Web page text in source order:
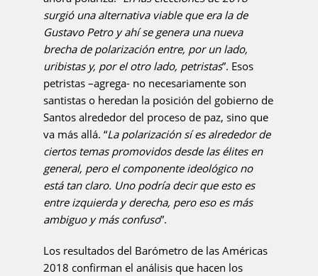
surgió una alternativa viable que era la de
Gustavo Petro y ahí se genera una nueva
brecha de polarización entre, por un lado,
uribistas y, por el otro lado, petristas”. Esos
petristas –agrega- no necesariamente son
santistas o heredan la posición del gobierno de
Santos alrededor del proceso de paz, sino que
va más allá. “La polarización sí es alrededor de
ciertos temas promovidos desde las élites en
general, pero el componente ideológico no
está tan claro. Uno podría decir que esto es
entre izquierda y derecha, pero eso es más
ambiguo y más confuso”.
Los resultados del Barómetro de las Américas
2018 confirman el análisis que hacen los